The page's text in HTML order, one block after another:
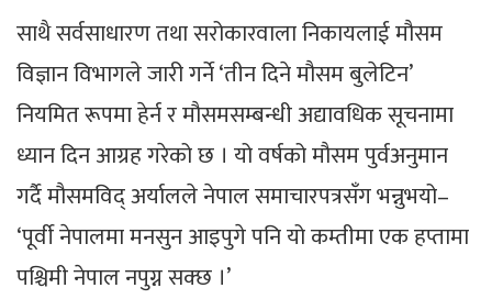
साथै सर्वसाधारण तथा सरोकारवाला निकायलाई मौसम
विज्ञान विभागले जारी गर्ने ‘तीन दिने मौसम बुलेटिन’
नियमित रूपमा हेर्न र मौसमसम्बन्धी अद्यावधिक सूचनामा
ध्यान दिन आग्रह गरेको छ । यो वर्षको मौसम पुर्वअनुमान
गर्दै मौसमविद् अर्यालले नेपाल समाचारपत्रसँग भन्नुभयो–
‘पूर्वी नेपालमा मनसुन आइपुगे पनि यो कम्तीमा एक हप्तामा
पश्चिमी नेपाल नपुग्न सक्छ ।’